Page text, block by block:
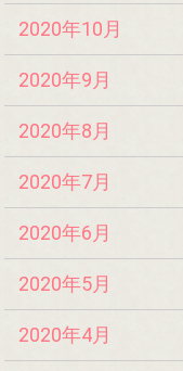
2020年10月
2020年9月
2020年8月
2020年7月
2020年6月
2020年5月
2020年4月